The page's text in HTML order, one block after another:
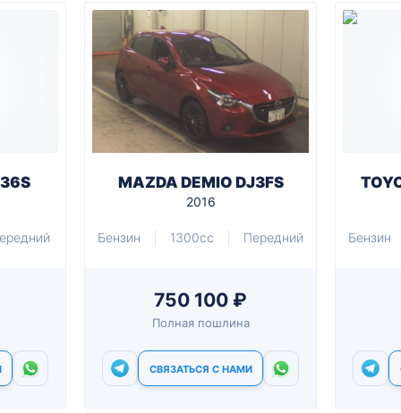
MAZDA DEMIO DJ3FS
2016
Бензин 1300cc Передний
750 100 ₽
Полная пошлина
СВЯЗАТЬСЯ С НАМИ
Бензин